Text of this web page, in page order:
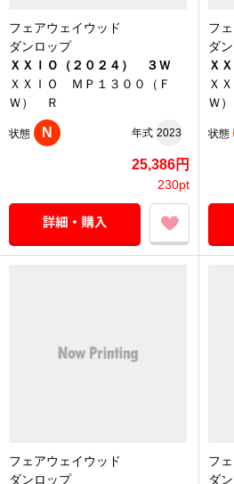
フェアウェイウッド
ダンロップ
ＸＸＩＯ（２０２４） ３Ｗ
ＸＸＩＯ ＭＰ１３００（Ｆ
Ｗ） Ｒ
状態 N 年式 2023
25,386円
230pt
フ
ダ
Ｘ
Ｘ
Ｗ
状態
フェアウェイウッド
ダンロップ
フ
ダ